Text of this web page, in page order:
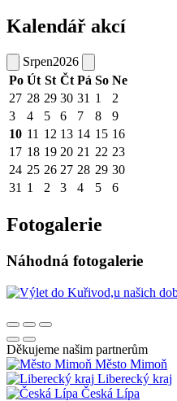
Kalendář akcí
Srpen2026
Po Út St Čt Pá So Ne
27 28 29 30 31 1
2
3
4 5 6 7 8
9
10 11 12 13 14 15 16
17 18 19 20 21 22 23
24 25 26 27 28 29 30
31 1 2 3 4 5 6
Fotogalerie
Náhodná fotogalerie
Děkujeme našim partnerům
Město Mimoň
Liberecký kraj
Česká Lípa